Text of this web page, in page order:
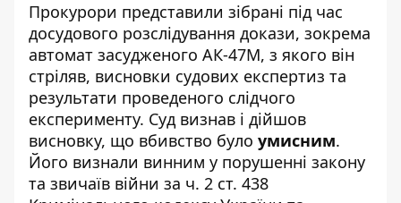
Прокурори представили зібрані під час
досудового розслідування докази, зокрема
автомат засудженого АК-47М, з якого він
стріляв, висновки судових експертиз та
результати проведеного слідчого
експерименту. Суд визнав і дійшов
висновку, що вбивство було умисним.
Його визнали винним у порушенні закону
та звичаїв війни за ч. 2 ст. 438